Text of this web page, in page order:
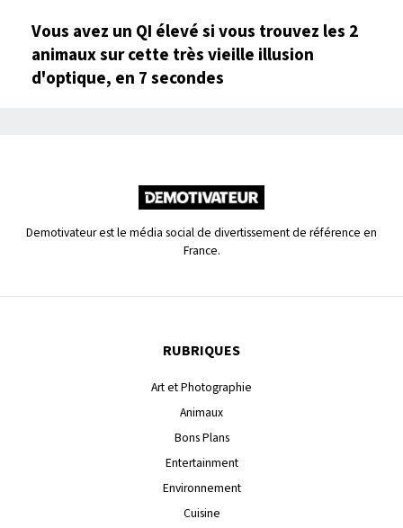
Vous avez un QI élevé si vous trouvez les 2
animaux sur cette très vieille illusion
d'optique, en 7 secondes
Demotivateur est le média social de divertissement de référence en
France.
RUBRIQUES
Art et Photographie
Animaux
Bons Plans
Entertainment
Environnement
Cuisine